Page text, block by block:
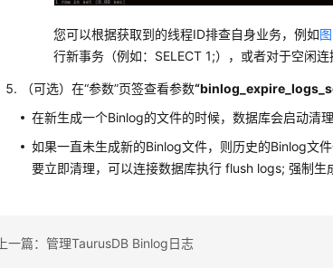
您可以根据获取到的线程ID排查自身业务，例如
行新事务（例如：SELECT 1;），或者对于空闲连
（可选）在“参数”页签查看参数
在新生成一个Binlog的文件的时候，数据库会启动清
如果一直未生成新的Binlog文件，则历史的Binlog文
要立即清理，可以连接数据库执行 flush logs; 强制生
上一篇：管理TaurusDB Binlog日志